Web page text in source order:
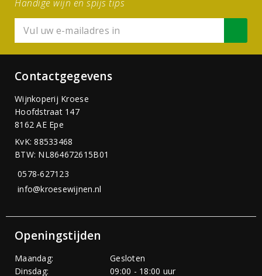
Handige wijn en spijs tips
Contactgegevens
Wijnkoperij Kroese
Hoofdstraat 147
8162 AE Epe
KvK: 88533468
BTW: NL864672615B01
0578-627123
info@kroesewijnen.nl
Openingstijden
Maandag:
Gesloten
Dinsdag:
09:00 - 18:00 uur